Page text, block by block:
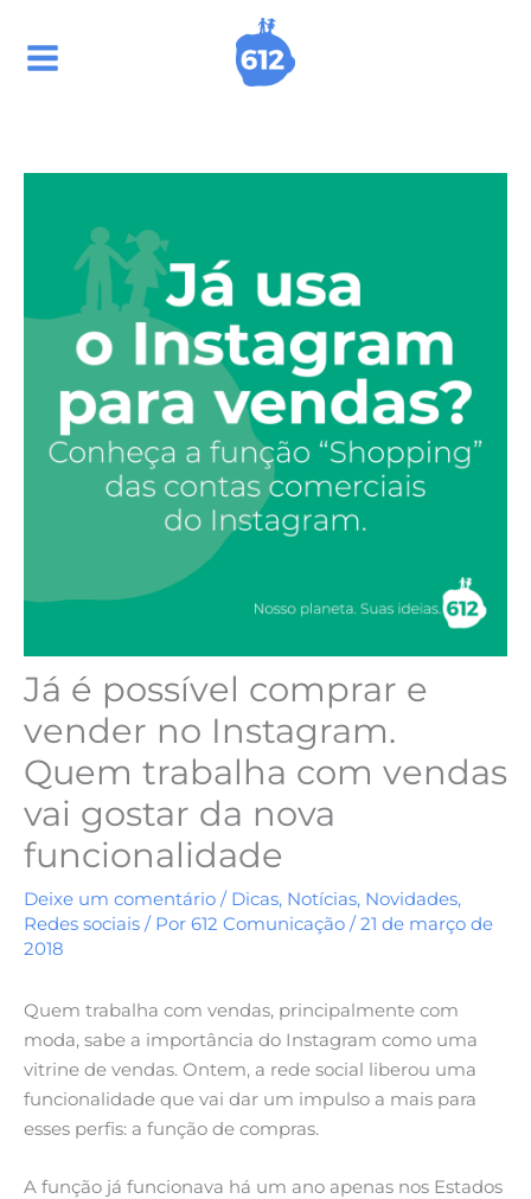
para
Já é possível comprar e
vender no Instagram.
Quem trabalha com vendas
vai gostar da nova
funcionalidade
Deixe um comentário / Dicas, Notícias, Novidades,
Redes sociais / Por 612 Comunicação /21 de março de
2018
Quem trabalha com vendas, principalmente com
moda, sabe a importância do Instagram como uma
vitrine de vendas. Ontem, a rede social liberou uma
funcionalidade que vai dar um impulso a mais para
esses perfis: a função de compras.
A função já funcionava há um ano apenas nos Estados